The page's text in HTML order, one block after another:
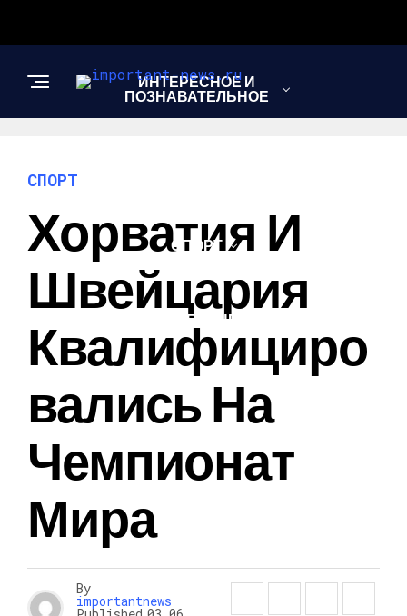
ИНТЕРЕСНОЕ И
ПОЗНАВАТЕЛЬНОЕ
СПОРТ
ШОУ-БИЗНЕС
СПОРТ
Хорватия И
Швейцария
Квалифициро
Вались На
Чемпионат
Мира
By
importantnews